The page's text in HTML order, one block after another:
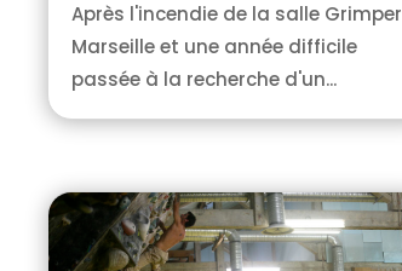
Après l'incendie de la salle Grimper
Marseille et une année difficile
passée à la recherche d'un...